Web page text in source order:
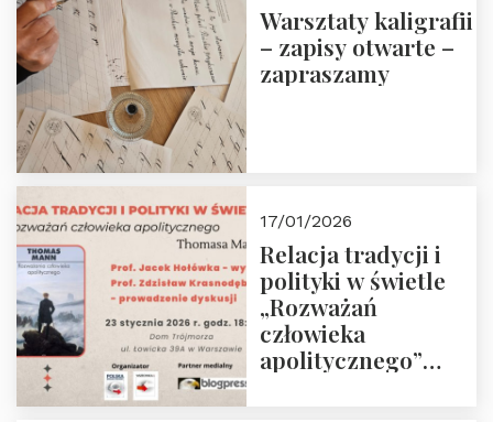
Warsztaty kaligrafii
– zapisy otwarte –
zapraszamy
17/01/2026
Relacja tradycji i
polityki w świetle
„Rozważań
człowieka
apolitycznego”